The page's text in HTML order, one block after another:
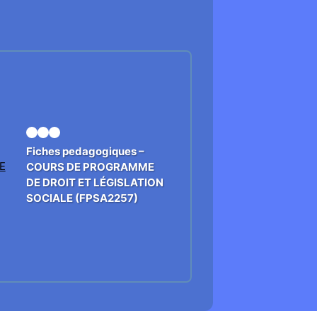
Fiches pedagogiques –
COURS DE PROGRAMME
DE DROIT ET LÉGISLATION
SOCIALE (FPSA2257)